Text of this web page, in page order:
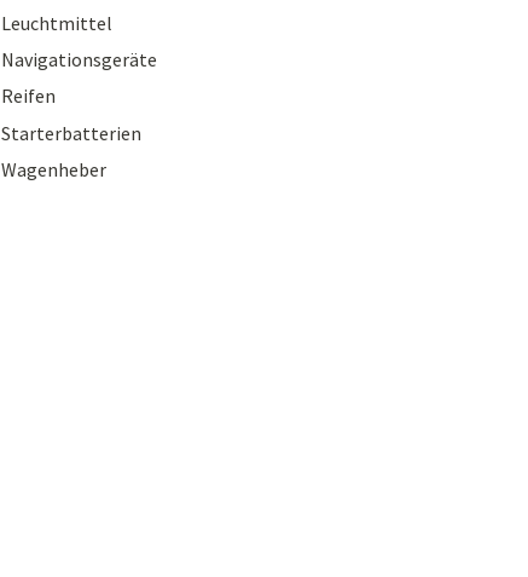
Leuchtmittel
Navigationsgeräte
Reifen
Starterbatterien
Wagenheber